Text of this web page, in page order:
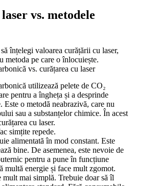
vs. metodele
înțelegi valoarea curățării cu laser,
metoda pe care o înlocuiește.
vs. curățarea cu laser
utilizează pelete de CO₂
pentru a îngheța și a desprinde
Este o metodă neabrazivă, care nu
sau a substanțelor chimice. În acest
cu laser.
simțite repede.
alimentată în mod constant. Este
bine. De asemenea, este nevoie de
pentru a pune în funcțiune
multă energie și face mult zgomot.
mult mai simplă. Trebuie doar să îl